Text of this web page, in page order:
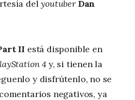
delyoutuber Dan
II está disponible en
4y, si tienen la
y disfrútenlo, no se
negativos, ya